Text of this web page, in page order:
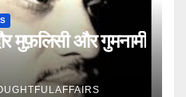
मुफ़लिसी और गुमनामी